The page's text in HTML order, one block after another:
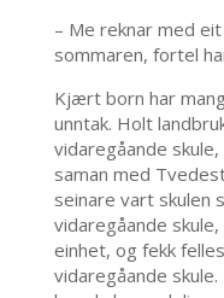
– Me reknar med
sommaren, fortel
Kjært born har
unntak. Holt
vidaregåande
saman med
seinare vart skulen
vidaregåande
einhet, og fekk
vidaregåande